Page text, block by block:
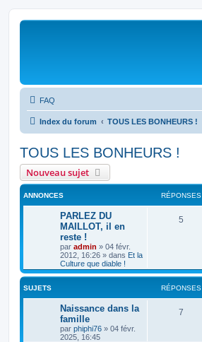
FAQ
Index du forum TOUS LES BONHEURS !
TOUS LES BONHEURS !
Nouveau sujet
ANNONCES RÉPONSES
PARLEZ DU
MAILLOT, il en
reste !
par admin » 04 févr.
2012, 16:26 » dans Et la
Culture que diable !
5
SUJETS RÉPONSES
Naissance dans la
famille
par phiphi76 » 04 févr.
2025, 16:45
7